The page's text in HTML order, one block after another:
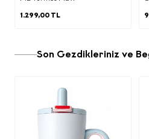
1.299,00 TL
Son Gezdikleriniz ve
Siz değerli çevrimiçi
gönderilmesi
paylaşmanız ile
verileriniz aşağıda
kapsamında